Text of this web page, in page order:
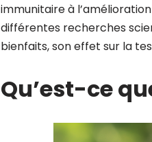
immunitaire à
différentes recherches
bienfaits, son effet sur la
Qu’est-ce